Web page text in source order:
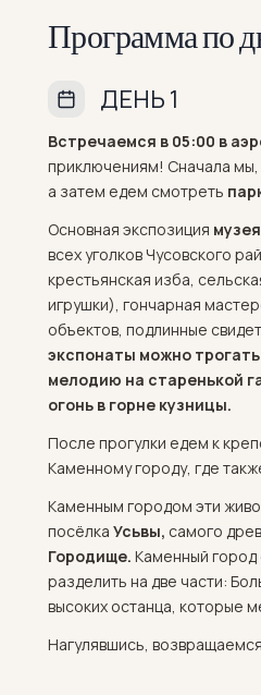
Программа по
ДЕНЬ 1
Встречаемся в 05:00 в
приключениям! Сначала
а затем едем смотреть
Основная экспозиция
всех уголков Чусовского
крестьянская изба,
игрушки), гончарная
объектов, подлинные
экспонаты можно
мелодию на старенькой
огонь в горне кузницы.
После прогулки едем к
Каменному городу, где
Каменным городом эти
посёлка Усьвы, самого
Городище. Каменный город
разделить на две части:
высоких останца, которые
Нагулявшись,